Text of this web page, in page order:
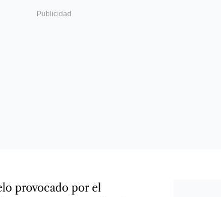
provocado por el